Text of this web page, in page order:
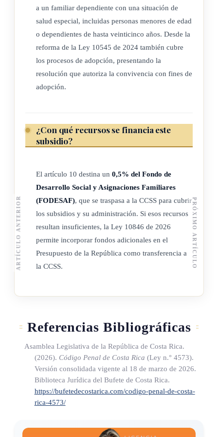
del trabajador.
(Así reformado por el artículo 2° de la Ley para garantizar el
interés superior del niño, la niña y el adolescente en el
cuidado de la persona menor de edad gravemente enferma,
N° 9470 del 22 de agosto del 2017)
Procedimiento para otorgar la licencia
a) A solicitud del enfermo o la persona encargada, en el caso
de la persona menor de edad el médico tratante extenderá
un dictamen en el cual se determine la fase terminal o la
enfermedad grave.
b) Con base en ese dictamen, el trabajador interesado
solicitará, por escrito, el otorgamiento de esta licencia
ante la dirección del centro médico de adscripción del
estará a cargo de la Comisión Local Evaluadora de
c) De conformidad con la autorización anterior, la dirección
del trabajador responsable designado, ordenará la emisión
de la constancia de licencia pertinente.
(Así reformado por el artículo 2° de la Ley para garantizar el
interés superior del niño, la niña y el adolescente en el
a un familiar dependiente con una situación de
salud especial, incluidas personas menores de edad
o dependientes de hasta veinticinco años. Desde la
reforma de la Ley 10545 de 2024 también cubre
los procesos de adopción, presentando la
resolución que autoriza la convivencia con fines de
adopción.
¿Con qué recursos se financia este
subsidio?
El artículo 10 destina un 0,5% del Fondo de
Desarrollo Social y Asignaciones Familiares
(FODESAF), que se traspasa a la CCSS para cubrir
los subsidios y su administración. Si esos recursos
resultan insuficientes, la Ley 10846 de 2026
permite incorporar fondos adicionales en el
Presupuesto de la República como transferencia a
la CCSS.
Referencias Bibliográficas
Asamblea Legislativa de la República de Costa Rica.
(2026). Código Penal de Costa Rica (Ley n.° 4573).
Versión consolidada vigente al 18 de marzo de 2026.
Biblioteca Jurídica del Bufete de Costa Rica.
https://bufetedecostarica.com/codigo-penal-de-costa-
rica-4573/
ARTÍCULO ANTERIOR PRÓXIMO ARTÍCULO